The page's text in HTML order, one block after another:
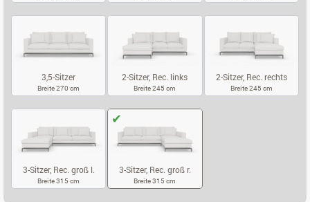
3,5-Sitzer
Breite 270 cm
2-Sitzer, Rec. links
Breite 245 cm
2-Sitzer, Rec. rechts
Breite 245 cm
3-Sitzer, Rec. groß l.
Breite 315 cm
3-Sitzer, Rec. groß r.
Breite 315 cm